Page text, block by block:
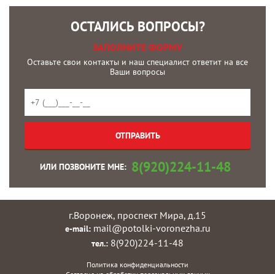
ОСТАЛИСЬ ВОПРОСЫ?
ЗАПОЛНИТЕ ФОРМУ
Оставьте свои контакты и наш специалист ответит на все
Ваши вопросы
ИЛИ ПОЗВОНИТЕ МНЕ: 8(920)224-11-48
г.Воронеж, проспект Мира, д.15
e-mail: mail@potolki-voronezha.ru
тел.: 8(920)224-11-48
Политика конфиденциальности